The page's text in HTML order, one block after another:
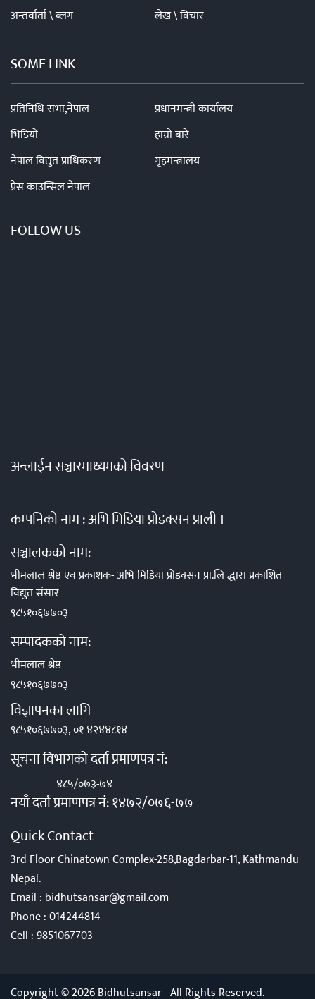
अन्तर्वार्ता \ ब्लग
लेख \ विचार
SOME LINK
प्रतिनिधि सभा,नेपाल
प्रधानमन्त्री कार्यालय
भिडियो
हाम्रो बारे
नेपाल विद्युत प्राधिकरण
गृहमन्त्रालय
प्रेस काउन्सिल नेपाल
FOLLOW US
अन्लाईन सञ्चारमाध्यमको विवरण
कम्पनिको नाम : अभि मिडिया प्रोडक्सन प्राली ।
सञ्चालकको नाम:
भीमलाल श्रेष्ठ एवं प्रकाशक- अभि मिडिया प्रोडक्सन प्रा.लि द्धारा प्रकाशित
विद्युत संसार
९८५१०६७७०३
सम्पादकको नाम:
भीमलाल श्रेष्ठ
९८५१०६७७०३
विज्ञापनका लागि
९८५१०६७७०३, ०१-४२४४८१४
सूचना विभागको दर्ता प्रमाणपत्र नं:
४८५/०७३-७४
नयाँ दर्ता प्रमाणपत्र नं: १४७२/०७६-७७
Quick Contact
3rd Floor Chinatown Complex-258,Bagdarbar-11, Kathmandu
Nepal.
Email : bidhutsansar@gmail.com
Phone :014244814
Cell :9851067703
Copyright © 2026 Bidhutsansar - All Rights Reserved.